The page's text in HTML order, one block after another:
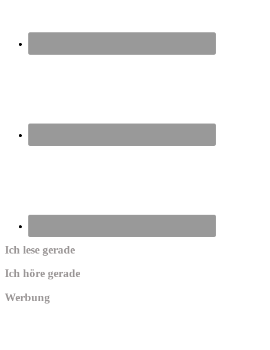
Ich lese gerade
Ich höre gerade
Werbung